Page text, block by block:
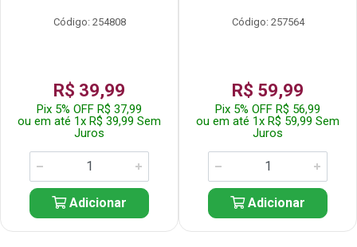
Código: 254808
R$ 39,99
Pix 5% OFF R$ 37,99
ou em até 1x R$ 39,99 Sem
Juros
Adicionar
Código: 257564
R$ 59,99
Pix 5% OFF R$ 56,99
ou em até 1x R$ 59,99 Sem
Juros
Adicionar